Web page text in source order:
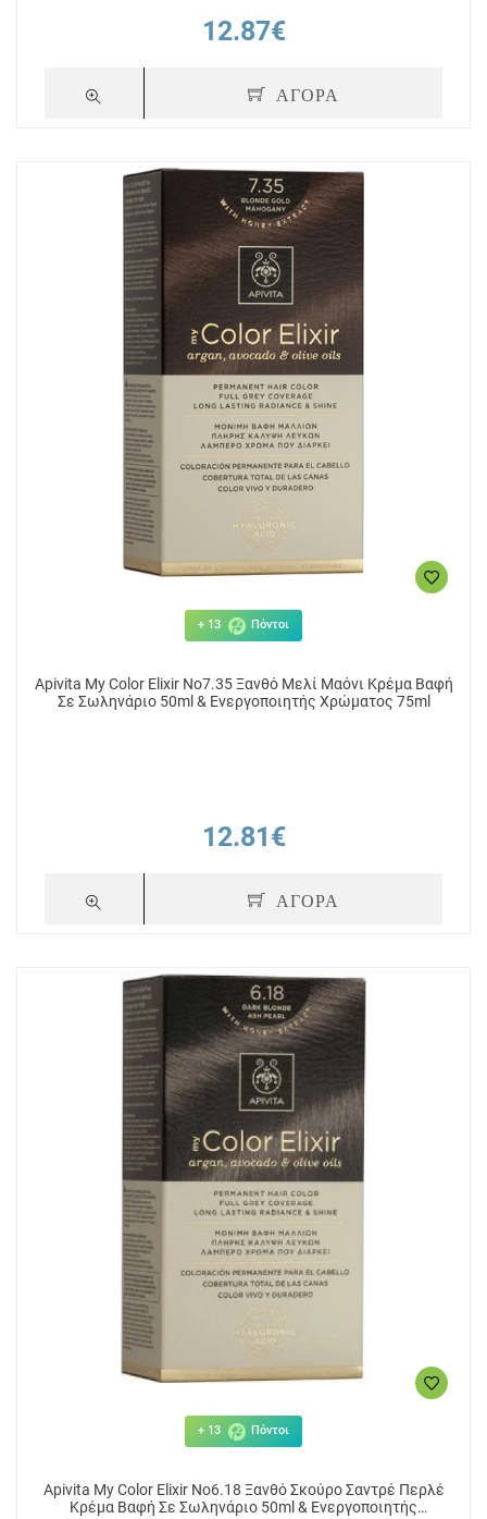
12.87€
ΑΓΟΡΑ
+ 13 Πόντοι
Apivita My Color Elixir No7.35 Ξανθό Μελί Μαόνι Κρέμα Βαφή
Σε Σωληνάριο 50ml & Ενεργοποιητής Χρώματος 75ml
12.81€
ΑΓΟΡΑ
+ 13 Πόντοι
Apivita My Color Elixir No6.18 Ξανθό Σκούρο Σαντρέ Περλέ
Κρέμα Βαφή Σε Σωληνάριο 50ml & Ενεργοποιητής